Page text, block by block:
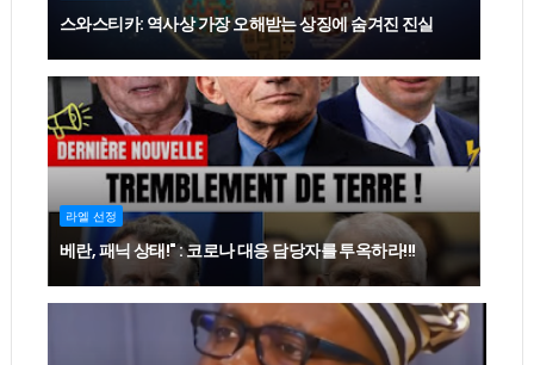
스와스티카: 역사상 가장 오해받는 상징에 숨겨진 진실
라엘 선정
베란, 패닉 상태!" : 코로나 대응 담당자를 투옥하라!!!